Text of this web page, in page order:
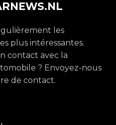
les
plus intéressantes.
contact avec la
? Envoyez-nous
de contact.